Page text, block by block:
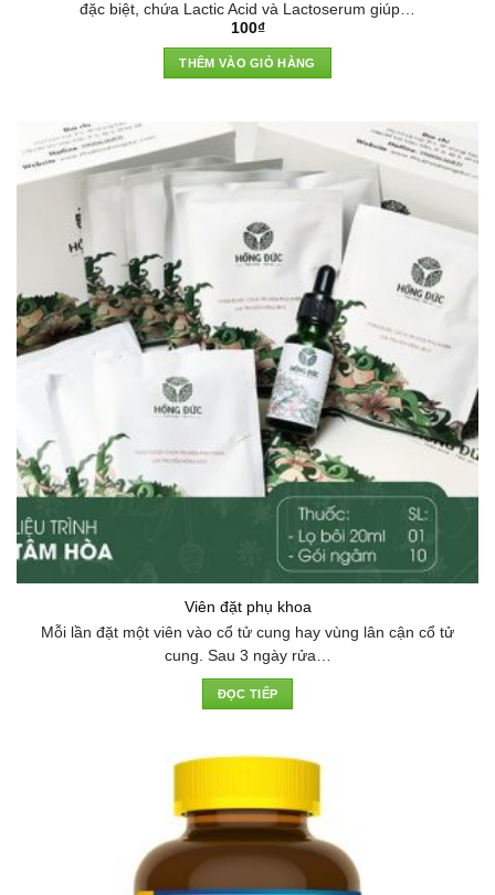
đặc biệt, chứa Lactic Acid và Lactoserum giúp…
100₫
THÊM VÀO GIỎ HÀNG
Viên đặt phụ khoa
Mỗi lần đặt một viên vào cổ tử cung hay vùng lân cận cổ tử
cung. Sau 3 ngày rửa…
ĐỌC TIẾP